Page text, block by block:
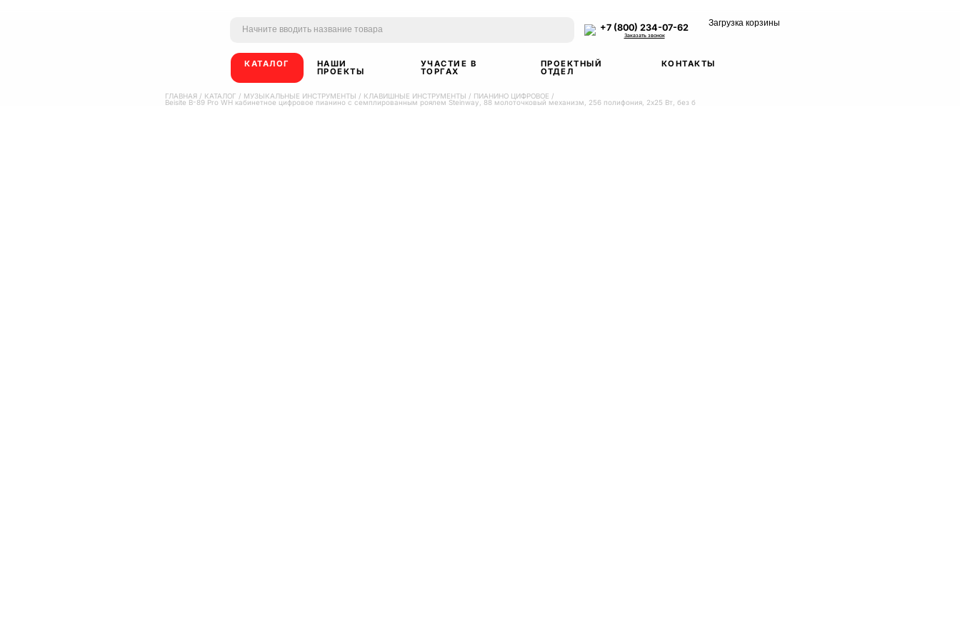
+7 (800) 234-07-62
Заказать звонок
Загрузка корзины
КАТАЛОГ НАШИ
ПРОЕКТЫ
УЧАСТИЕ В
ТОРГАХ
ПРОЕКТНЫЙ
ОТДЕЛ
КОНТАКТЫ
ГЛАВНАЯ / КАТАЛОГ / МУЗЫКАЛЬНЫЕ ИНСТРУМЕНТЫ / КЛАВИШНЫЕ ИНСТРУМЕНТЫ / ПИАНИНО ЦИФРОВОЕ /
Beisite B-89 Pro WH кабинетное цифровое пианино с семплированным роялем Steinway, 88 молоточковый механизм, 256 полифония, 2х25 Вт, без б